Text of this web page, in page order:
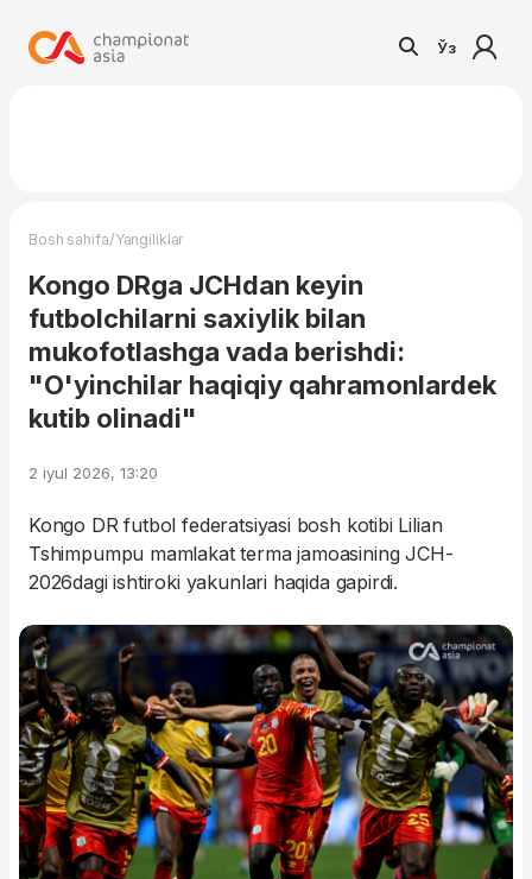
Ўз
Bosh sahifa/Yangiliklar
Kongo DRga JCHdan keyin
futbolchilarni saxiylik bilan
mukofotlashga vada berishdi:
"O'yinchilar haqiqiy qahramonlardek
kutib olinadi"
2 iyul 2026, 13:20
Kongo DR futbol federatsiyasi bosh kotibi Lilian
Tshimpumpu mamlakat terma jamoasining JCH-
2026dagi ishtiroki yakunlari haqida gapirdi.